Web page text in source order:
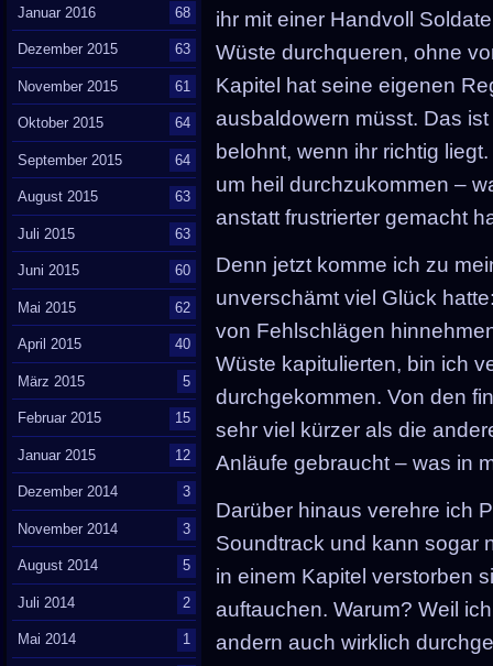
ihr mit einer Handvoll
Wüste durchqueren, ohne
Kapitel hat seine eigenen
ausbaldowern müsst. Das
belohnt, wenn ihr richtig
um heil durchzukommen –
anstatt frustrierter gemacht
Denn jetzt komme ich zu
unverschämt viel Glück
von Fehlschlägen
Wüste kapitulierten, bin ich
durchgekommen. Von den
sehr viel kürzer als die
Anläufe gebraucht – was in
Darüber hinaus verehre ich
Soundtrack und kann sogar
in einem Kapitel verstorben
auftauchen. Warum? Weil
andern auch wirklich
Januar 2016 68
Dezember 2015 63
November 2015 61
Oktober 2015 64
September 2015 64
August 2015 63
Juli 2015 63
Juni 2015 60
Mai 2015 62
April 2015 40
März 2015 5
Februar 2015 15
Januar 2015 12
Dezember 2014 3
November 2014 3
August 2014 5
Juli 2014 2
Mai 2014 1